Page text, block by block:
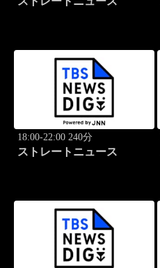
18:00-22:00 240分
ストレートニュース